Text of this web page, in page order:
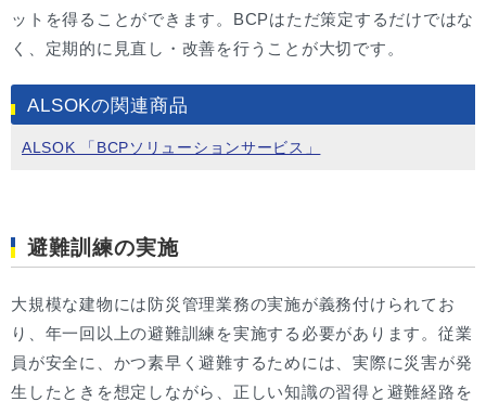
ットを得ることができます。BCPはただ策定するだけではな
く、定期的に見直し・改善を行うことが大切です。
ALSOKの関連商品
ALSOK 「BCPソリューションサービス」
避難訓練の実施
大規模な建物には防災管理業務の実施が義務付けられてお
り、年一回以上の避難訓練を実施する必要があります。従業
員が安全に、かつ素早く避難するためには、実際に災害が発
生したときを想定しながら、正しい知識の習得と避難経路を